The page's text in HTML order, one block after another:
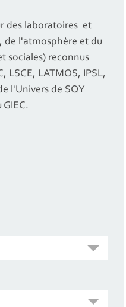
des laboratoires et
de l'atmosphère et du
sociales) reconnus
LSCE, LATMOS, IPSL,
l'Univers de SQY
GIEC.